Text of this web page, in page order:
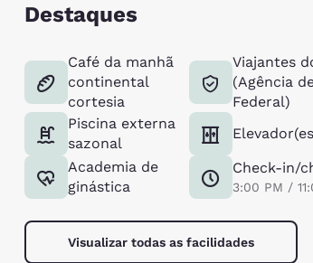
Destaques
Café da manhã
continental
cortesia
Piscina externa
sazonal
Academia de
ginástica
Viajantes
(Agência
Federal)
Check-in/
3:00 PM /
Visualizar todas as facilidades